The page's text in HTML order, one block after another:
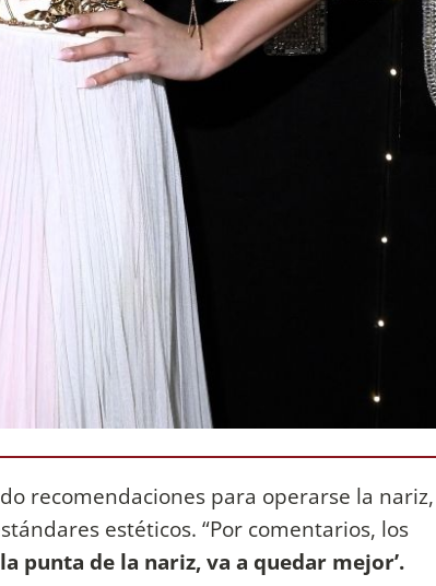
recomendaciones para operarse la nariz,
estéticos. “Por comentarios, los
punta de la nariz, va a quedar mejor’.